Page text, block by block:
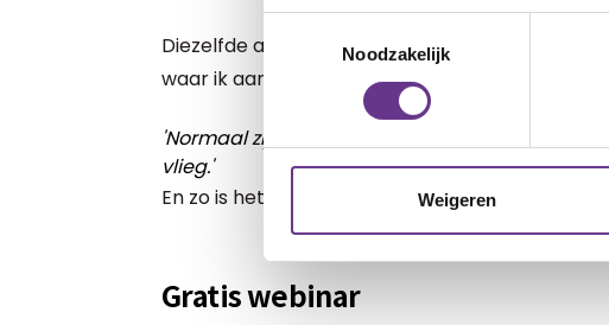
Noodzakelijk
Weigeren
Diezelfde avond zie ik op social media een zin
waar ik aan gekoppeld ben.
'Normaal zijn is een illusie. Wat normaal is voor
vlieg.'
En zo is het maar net.
Gratis webinar